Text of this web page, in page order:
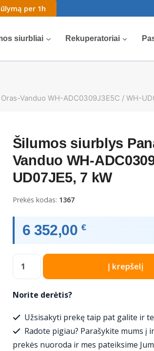
per 1h
siurbliai Rekuperatoriai
Vanduo WH-ADC0309J3E5C / WH-
Šilumos siurblys
Vanduo WH-
UD07JE5, 7 kW
Prekės kodas: 1367
6 352,00 €
produkto
kiekis:
Šilumos
Panasonic
Oras-
Į krepšelį
Norite derėtis?
Užsisakyti prekę taip pat galite ir
Radote pigiau? Parašykite mums į
prekės nuoroda ir mes pateiksime